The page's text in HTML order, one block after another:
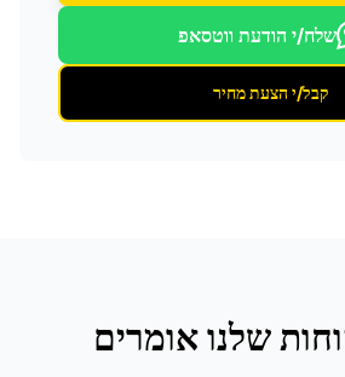
שלח/י הודעת ווטסאפ
קבל/י הצעת מחיר
שלנו אומרים